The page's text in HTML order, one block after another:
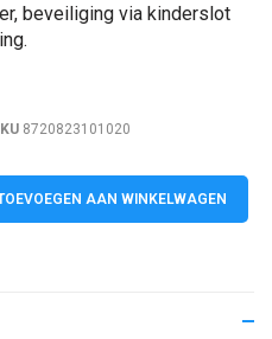
beveiliging via kinderslot
8720823101020
AAN WINKELWAGEN